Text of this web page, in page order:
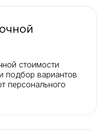
стоимости
подбор вариантов
персонального